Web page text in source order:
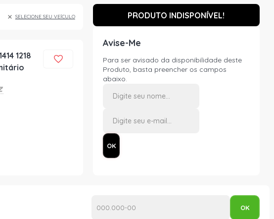
SELECIONE SEU VEÍCULO
1218
PRODUTO INDISPONÍVEL!
Avise-Me
Para ser avisado da disponibilidade deste
Produto, basta preencher os campos
abaixo.